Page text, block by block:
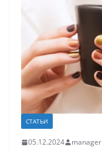
СТАТЬИ
05.12.2024 manager